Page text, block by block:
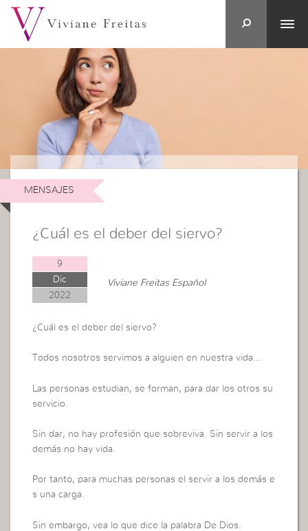
MENSAJES
¿Cuál es el deber del siervo?
9
Dic
2022
Viviane Freitas Español
¿Cuál es el deber del siervo?
Todos nosotros servimos a alguien en nuestra vida…
Las personas estudian, se forman, para dar los otros su
servicio.
Sin dar, no hay profesión que sobreviva. Sin servir a los
demás no hay vida.
Por tanto, para muchas personas el servir a los demás e
s una carga.
Sin embargo, vea lo que dice la palabra De Dios.